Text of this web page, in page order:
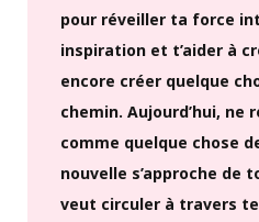
pour réveiller ta force
inspiration et t’aider à
encore créer quelque
chemin. Aujourd’hui, ne
comme quelque chose
nouvelle s’approche de
veut circuler à travers